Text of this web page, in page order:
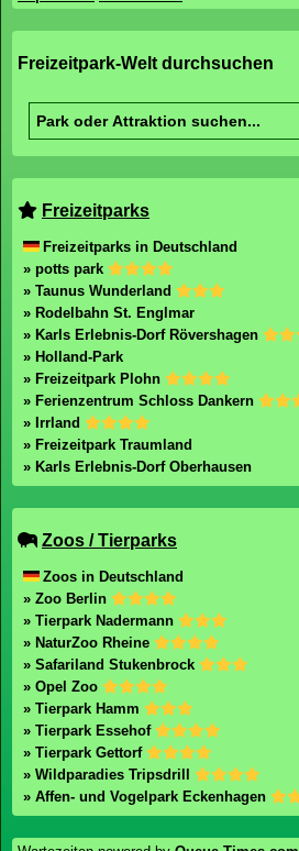
Freizeitpark-Welt durchsuchen
Freizeitparks
Freizeitparks in Deutschland
» potts park
» Taunus Wunderland
» Rodelbahn St. Englmar
» Karls Erlebnis-Dorf Rövershagen
» Holland-Park
» Freizeitpark Plohn
» Ferienzentrum Schloss Dankern
» Irrland
» Freizeitpark Traumland
» Karls Erlebnis-Dorf Oberhausen
Zoos / Tierparks
Zoos in Deutschland
» Zoo Berlin
» Tierpark Nadermann
» NaturZoo Rheine
» Safariland Stukenbrock
» Opel Zoo
» Tierpark Hamm
» Tierpark Essehof
» Tierpark Gettorf
» Wildparadies Tripsdrill
» Affen- und Vogelpark Eckenhagen